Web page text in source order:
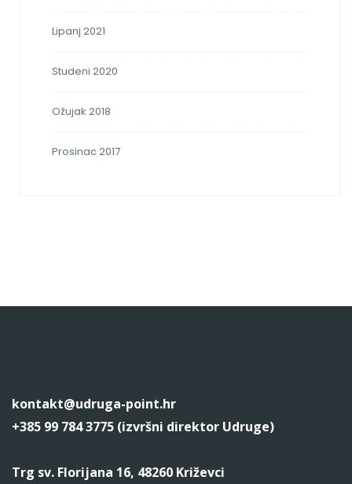
Lipanj 2021
Studeni 2020
Ožujak 2018
Prosinac 2017
kontakt@udruga-point.hr
+385 99 784 3775 (izvršni direktor Udruge)
Trg sv. Florijana 16, 48260 Križevci